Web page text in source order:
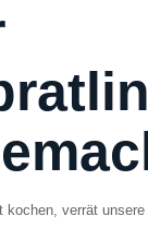
kochen, verrät